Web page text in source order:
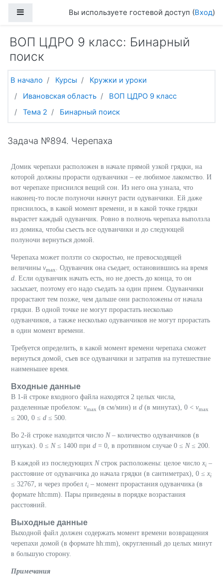
Боковая панельВы используете гостевой доступ (Вход)
ВОП ЦДРО 9 класс: Бинарный
поиск
В начало Курсы
Кружки и уроки
Ивановская область
ВОП ЦДРО 9 класс
Тема 2
Бинарный поиск
Задача №894. Черепаха
Домик черепахи расположен в начале прямой узкой грядки, на
которой должны прорасти одуванчики – ее любимое лакомство. И
вот черепахе приснился вещий сон. Из него она узнала, что
наконец-то после полуночи начнут расти одуванчики. Ей даже
приснилось, в какой момент времени, и в какой точке грядки
вырастет каждый одуванчик. Ровно в полночь черепаха выползла
из домика, чтобы съесть все одуванчики и до следующей
полуночи вернуться домой.
Черепаха может ползти со скоростью, не превосходящей
величины vmax
. Одуванчик она съедает, остановившись на время
d . Если одуванчик начать есть, но не доесть до конца, то он
засыхает, поэтому его надо съедать за один прием. Одуванчики
прорастают тем позже, чем дальше они расположены от начала
грядки. В одной точке не могут прорастать несколько
одуванчиков, а также несколько одуванчиков не могут прорастать
в один момент времени.
Требуется определить, в какой момент времени черепаха сможет
вернуться домой, съев все одуванчики и затратив на путешествие
наименьшее время.
Входные данные
В 1-й строке входного файла находятся 2 целых числа,
разделенные пробелом: vmax (в см/мин) и d (в минутах), 0 < vmax
≤ 200, 0 ≤ d ≤ 500.
Во 2-й строке находится число N– количество одуванчиков (в
штуках). 0 ≤ N ≤ 1400 при d = 0, в противном случае 0 ≤ N ≤ 200.
В каждой из последующих Nстрок расположены: целое число xi –
расстояние от одуванчика до начала грядки (в сантиметрах), 0 ≤ xi
≤ 32767, и через пробел ti – момент прорастания одуванчика (в
формате hh:mm). Пары приведены в порядке возрастания
расстояний.
Выходные данные
Выходной файл должен содержать момент времени возвращения
черепахи домой (в формате hh:mm), округленный до целых минут
в большую сторону.
Примечания